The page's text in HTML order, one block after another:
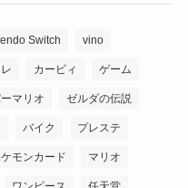
Switch vino
カービィ ゲーム
マリオ ゼルダの伝説
バイク プレステ
モンカード マリオ